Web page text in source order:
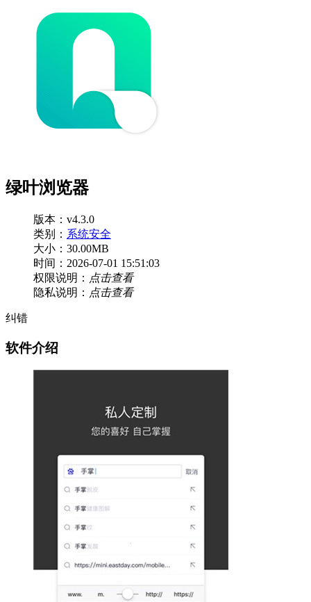
绿叶浏览器
版本：v4.3.0
类别： 系统安全
大小：30.00MB
时间：2026-07-01 15:51:03
权限说明： 点击查看
隐私说明： 点击查看
纠错
软件介绍